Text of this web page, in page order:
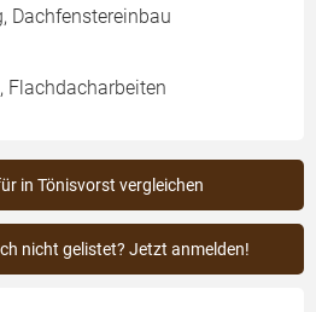
Dachfenstereinbau
Flachdacharbeiten
in Tönisvorst vergleichen
nicht gelistet? Jetzt anmelden!